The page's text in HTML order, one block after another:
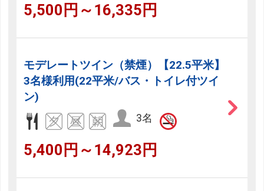
5,500円～16,335円
モデレートツイン（禁煙）【22.5平米】
3名様利用(22平米/バス・トイレ付ツイ
ン)
3名
5,400円～14,923円